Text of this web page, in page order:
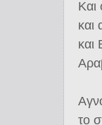
Και
και
και
το